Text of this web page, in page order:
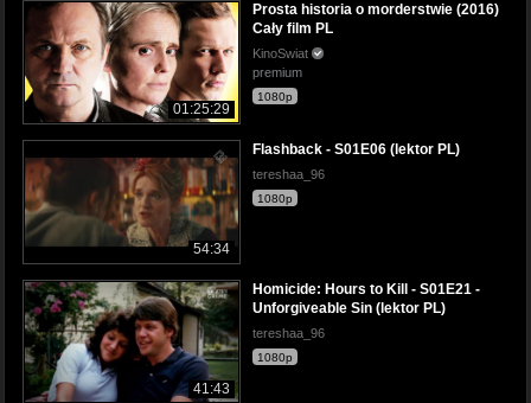
01:25:29
Prosta historia o morderstwie (2016)
Cały film PL
KinoSwiat
premium
1080p
54:34
Flashback - S01E06 (lektor PL)
tereshaa_96
1080p
41:43
Homicide: Hours to Kill - S01E21 -
Unforgiveable Sin (lektor PL)
tereshaa_96
1080p